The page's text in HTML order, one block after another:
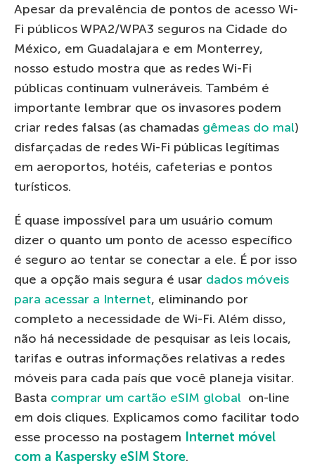
Apesar da prevalência de pontos de acesso Wi-
Fi públicos WPA2/WPA3 seguros na Cidade do
México, em Guadalajara e em Monterrey,
nosso estudo mostra que as redes Wi-Fi
públicas continuam vulneráveis. Também é
importante lembrar que os invasores podem
criar redes falsas (as chamadas gêmeas do mal)
disfarçadas de redes Wi-Fi públicas legítimas
em aeroportos, hotéis, cafeterias e pontos
turísticos.
É quase impossível para um usuário comum
dizer o quanto um ponto de acesso específico
é seguro ao tentar se conectar a ele. É por isso
que a opção mais segura é usar dados móveis
para acessar a Internet, eliminando por
completo a necessidade de Wi-Fi. Além disso,
não há necessidade de pesquisar as leis locais,
tarifas e outras informações relativas a redes
móveis para cada país que você planeja visitar.
Basta comprar um cartão eSIM global on-line
em dois cliques. Explicamos como facilitar todo
esse processo na postagem Internet móvel
com a Kaspersky eSIM Store.